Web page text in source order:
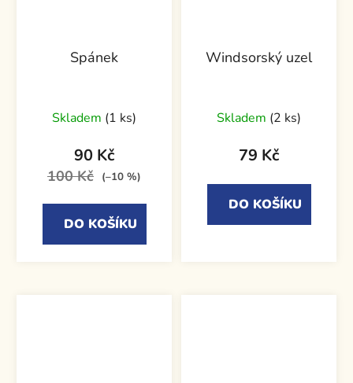
Spánek
Skladem (1 ks)
90 Kč
100 Kč (–10 %)
DO KOŠÍKU
Windsorský uzel
Skladem (2 ks)
79 Kč
DO KOŠÍKU